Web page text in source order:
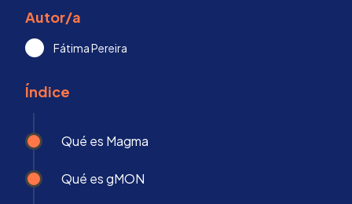
Autor/a
Fátima Pereira
Índice
Qué es Magma
Qué es gMON